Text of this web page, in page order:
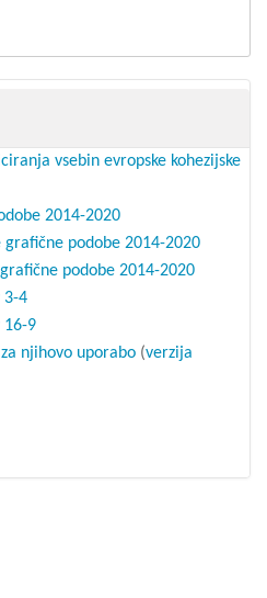
vsebin evropske kohezijske
2014-2020
podobe 2014-2020
podobe 2014-2020
3-4
16-9
njihovo uporabo (verzija